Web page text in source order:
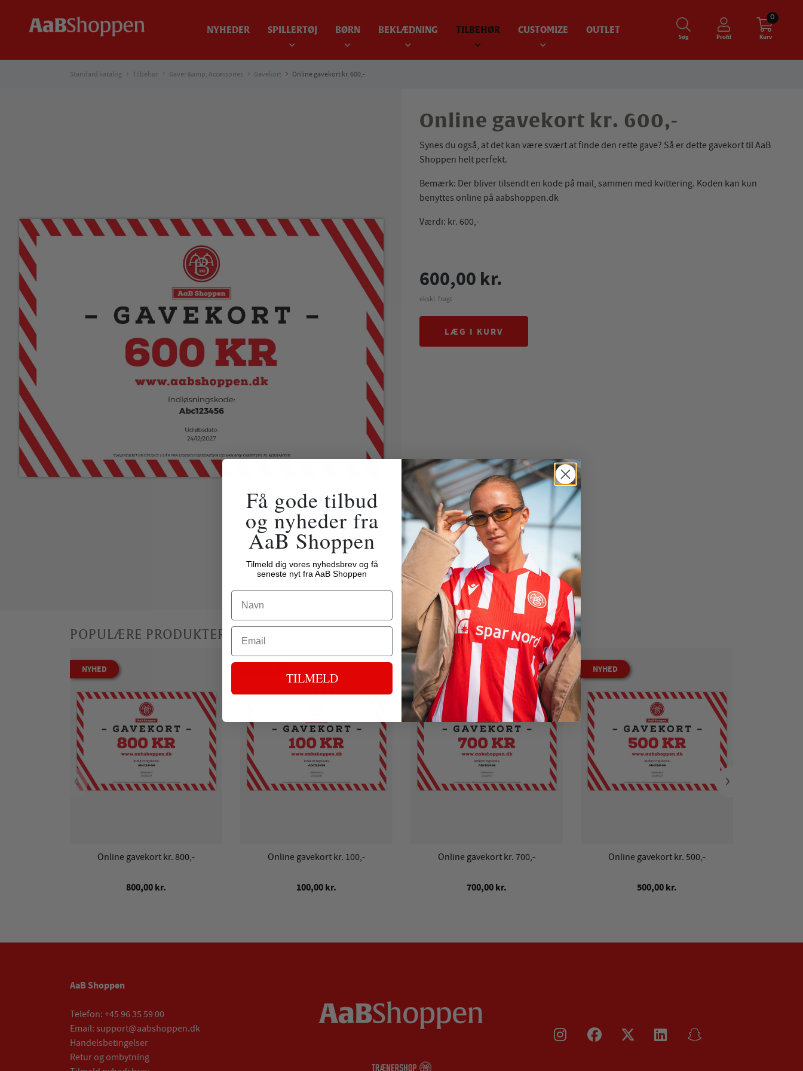
NYHEDER SPILLERTØJ BØRN BEKLÆDNING TILBEHØR CUSTOMIZE OUTLET
Søg Profil Kurv
0
Standard katalog Tilbehør Gaver &amp; Accessories Gavekort Online gavekort kr. 600,-
Online gavekort kr. 600,-
Synes du også, at det kan være svært at finde den rette gave? Så er dette gavekort til AaB
Shoppen helt perfekt.
Bemærk: Der bliver tilsendt en kode på mail, sammen med kvittering. Koden kan kun
benyttes online på aabshoppen.dk
Værdi: kr. 600,-
600,00 kr.
ekskl. fragt
LÆG I KURV
POPULÆRE PRODUKTER
NYHED
Online gavekort kr. 800,-
800,00 kr.
Online gavekort kr. 100,-
100,00 kr.
NYHED
Online gavekort kr. 700,-
700,00 kr.
NYHED
Online gavekort kr. 500,-
500,00 kr.
‹ ›
AaB Shoppen
Telefon: +45 96 35 59 00
Email: support@aabshoppen.dk
Handelsbetingelser
Retur og ombytning
Få gode tilbud
og nyheder fra
AaB Shoppen
Tilmeld dig vores nyhedsbrev og få
seneste nyt fra AaB Shoppen
Name
Email
TILMELD